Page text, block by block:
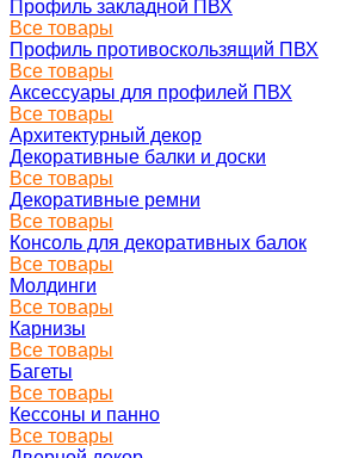
Профиль закладной ПВХ
Все товары
Профиль противоскользящий ПВХ
Все товары
Аксессуары для профилей ПВХ
Все товары
Архитектурный декор
Декоративные балки и доски
Все товары
Декоративные ремни
Все товары
Консоль для декоративных балок
Все товары
Молдинги
Все товары
Карнизы
Все товары
Багеты
Все товары
Кессоны и панно
Все товары